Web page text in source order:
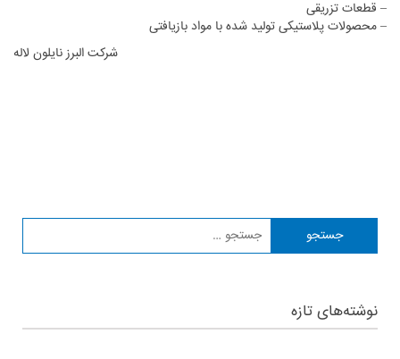
– قطعات تزریقی
– محصولات پلاستیکی تولید شده با مواد بازیافتی
شرکت البرز نایلون لاله
نوشته‌های تازه